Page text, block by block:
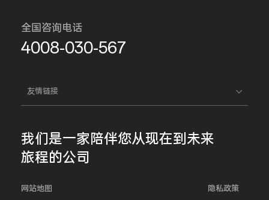
全国咨询电话
4008-030-567
友情链接
我们是一家陪伴您从现在到未来
旅程的公司
网站地图 隐私政策